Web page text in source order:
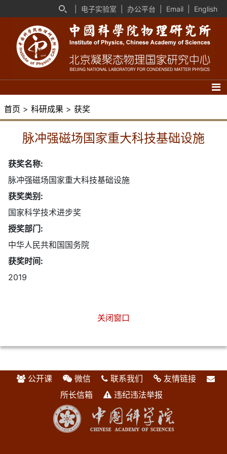
电子实验室 办公平台 Email English
首页 > 科研成果 > 获奖
脉冲强磁场国家重大科技基础设施
获奖名称:
脉冲强磁场国家重大科技基础设施
获奖类别:
国家科学技术进步奖
授奖部门:
中华人民共和国国务院
获奖时间:
2019
关闭窗口
公开课 微信 联系我们
友情链接
所长信箱
违纪违法举报